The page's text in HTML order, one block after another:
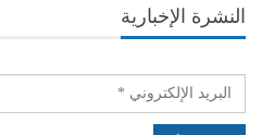
النشرة الإخبارية